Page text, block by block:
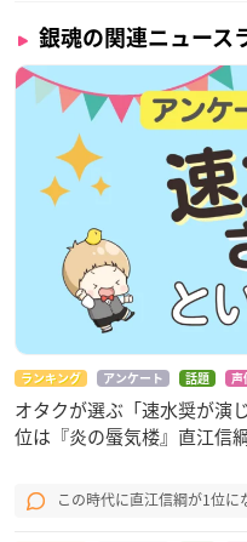
【セット内容】
西武線1日フリーきっぷと
※スマホリングは中身が見
【その他】
券番号は選べません。
スマホリングのキャラク
ーきっぷまたはオリジナ
せん。
特急小江戸号に乗って探す
ナルボイス」について
【実施期間】
2020年12月18日(金)〜2021
【参加条件】
銀魂の関連ニュース
ランキング アンケート 話題 声
オタクが選ぶ「速水奨が演
位は『炎の蜃気楼』直江信
この時代に直江信綱が1位